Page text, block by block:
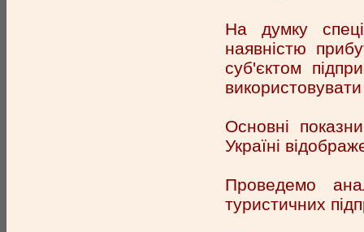
На думку
наявністю
суб'єктом
Основні
Україні
Проведемо
туристичних